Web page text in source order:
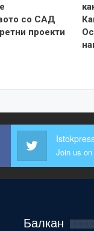
со САД
проекти
Join us
Балкан